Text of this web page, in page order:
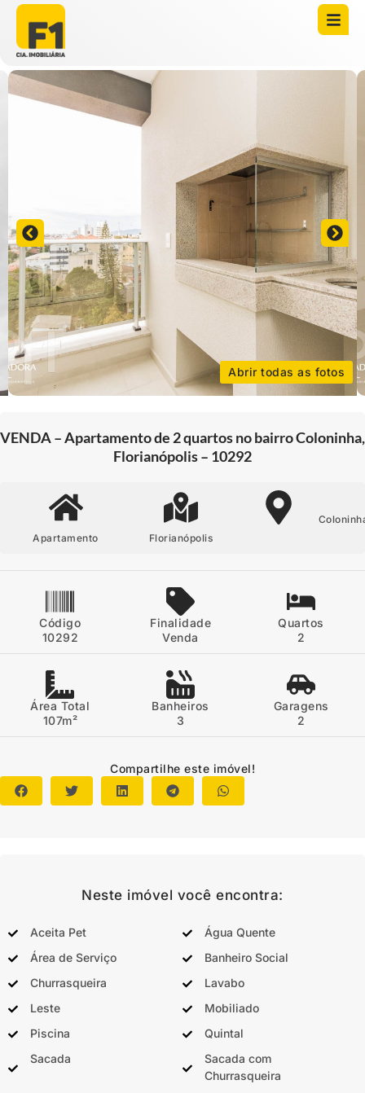
Abrir todas as fotos
VENDA – Apartamento de 2 quartos no bairro Coloninha,
Florianópolis – 10292
Apartamento Florianópolis
Código
10292
Finalidade
Venda
Quartos
2
Área Total
107m²
Banheiros
3
Garagens
2
Compartilhe este imóvel!
Neste imóvel você encontra:
Aceita Pet
Água Quente
Área de Serviço
Banheiro Social
Churrasqueira
Lavabo
Leste
Mobiliado
Piscina
Quintal
Sacada
Sacada com
Churrasqueira